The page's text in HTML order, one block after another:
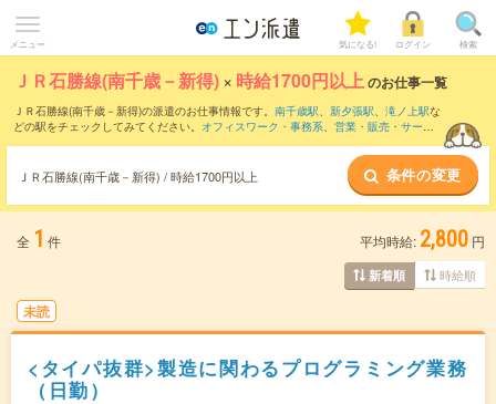
メニュー 気になる! ログイン 検索
ＪＲ石勝線(南千歳－新得) × 時給1700円以上のお仕事一覧
ＪＲ石勝線(南千歳－新得)の派遣のお仕事情報です。 南千歳駅、 新夕張駅、 滝ノ上駅な
どの駅をチェックしてみてください。 オフィスワーク・事務系、 営業・販売・サービ
などのこだわり条件で絞り込んでいただけます。
ＪＲ石勝線(南千歳－新得) / 時給1700円以上 条件の変更
全 1 件 平均時給: 2,800 円
新着順 時給順
未読
<タイパ抜群>製造に関わるプログラミング業務
（日勤）